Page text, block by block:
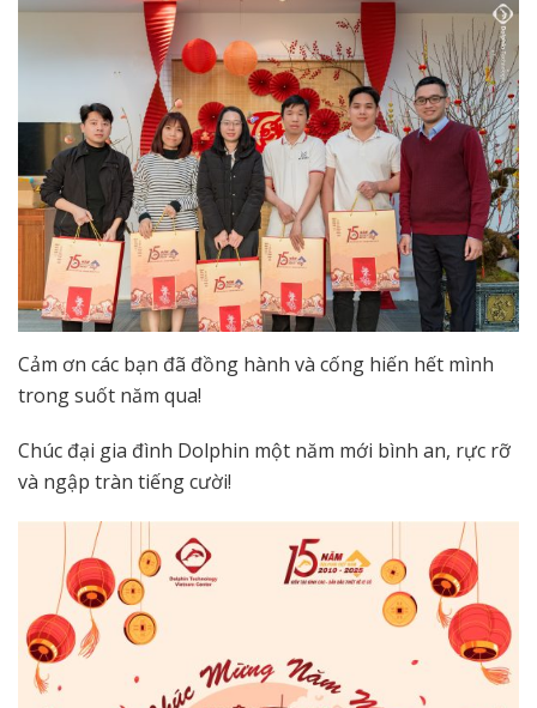
Cảm ơn các bạn đã đồng hành và cống hiến hết mình
trong suốt năm qua!
Chúc đại gia đình Dolphin một năm mới bình an, rực rỡ
và ngập tràn tiếng cười!